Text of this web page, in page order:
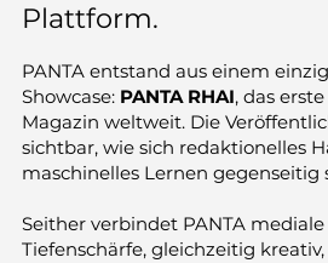
Plattform.
PANTA entstand aus einem
Showcase: PANTA RHAI, das
Magazin weltweit. Die
sichtbar, wie sich redaktionelles
maschinelles Lernen gegenseitig
Seither verbindet PANTA
Tiefenschärfe, gleich­zeitig